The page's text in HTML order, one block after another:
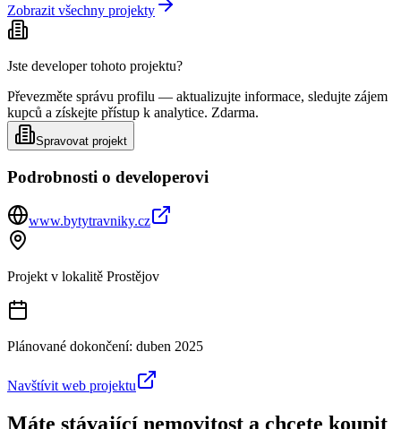
Zobrazit všechny projekty
Jste developer tohoto projektu?
Převezměte správu profilu — aktualizujte informace, sledujte zájem
kupců a získejte přístup k analytice. Zdarma.
Spravovat projekt
Podrobnosti o developerovi
www.bytytravniky.cz
Projekt v lokalitě Prostějov
Plánované dokončení: duben 2025
Navštívit web projektu
Máte stávající nemovitost a chcete koupit